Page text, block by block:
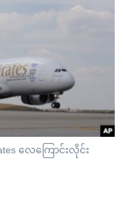
လေကြောင်းလိုင်း